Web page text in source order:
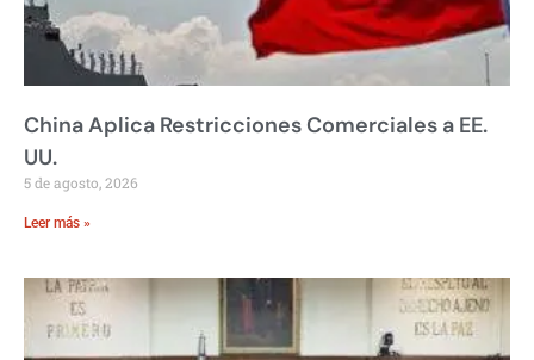
China Aplica Restricciones Comerciales a EE.
UU.
5 de agosto, 2026
Leer más »